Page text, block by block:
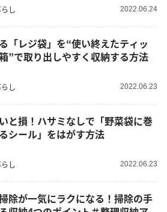
し 2022.06.24
「レジ袋」を“使い終えたティッ
”で取り出しやすく収納する方法
し 2022.06.23
と損！ハサミなしで「野菜袋に巻
シール」をはがす方法
し 2022.06.23
除が一気にラクになる！掃除の手